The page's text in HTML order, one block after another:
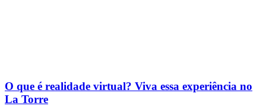
O que é realidade virtual? Viva essa experiência no
La Torre